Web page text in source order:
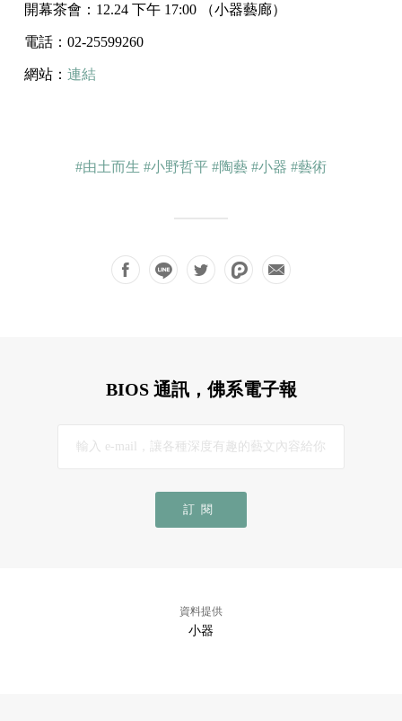
開幕茶會：12.24 下午 17:00 （⼩器藝廊）
電話：02-25599260
網站： 連結
#由土而生 #小野哲平 #陶藝 #小器 #藝術
BIOS 通訊，佛系電子報
訂閱
資料提供
小器